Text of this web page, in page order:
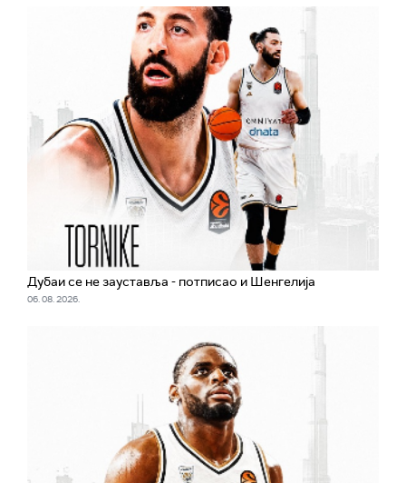
Дубаи се не зауставља - потписао и Шенгелија
06. 08. 2026.